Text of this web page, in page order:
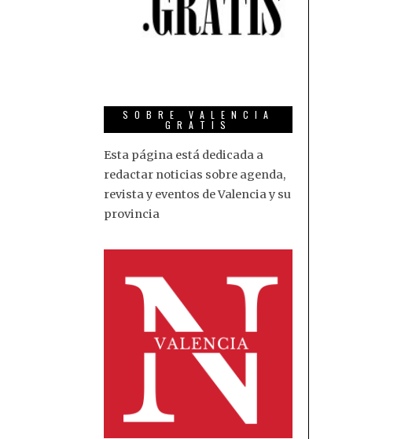
SOBRE VALENCIA
GRATIS
Esta página está dedicada a
redactar noticias sobre agenda,
revista y eventos de Valencia y su
provincia